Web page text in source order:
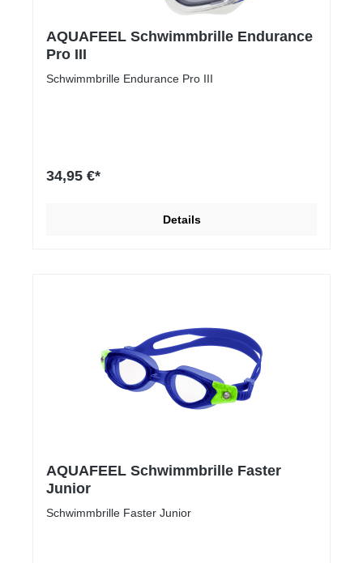
AQUAFEEL Schwimmbrille Endurance
Pro III
Schwimmbrille Endurance Pro III
34,95 €*
Details
AQUAFEEL Schwimmbrille Faster
Junior
Schwimmbrille Faster Junior